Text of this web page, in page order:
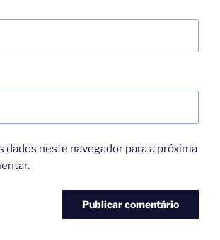
dados neste navegador para a próxima